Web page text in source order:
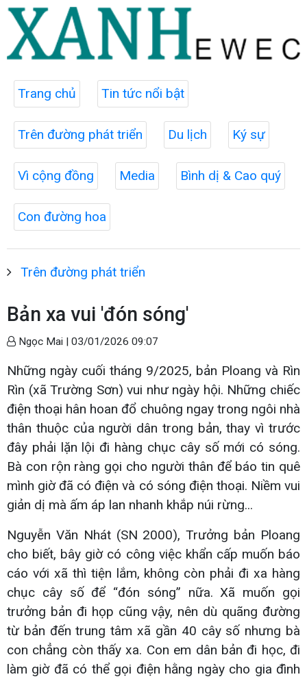
Trang chủ Tin tức nổi bật
Trên đường phát triển Du lịch Ký sự
Vì cộng đồng Media Bình dị & Cao quý
Con đường hoa
Trên đường phát triển
Bản xa vui 'đón sóng'
Ngọc Mai | 03/01/2026 09:07
Những ngày cuối tháng 9/2025, bản Ploang và Rìn
Rìn (xã Trường Sơn) vui như ngày hội. Những chiếc
điện thoại hân hoan đổ chuông ngay trong ngôi nhà
thân thuộc của người dân trong bản, thay vì trước
đây phải lặn lội đi hàng chục cây số mới có sóng.
Bà con rộn ràng gọi cho người thân để báo tin quê
mình giờ đã có điện và có sóng điện thoại. Niềm vui
giản dị mà ấm áp lan nhanh khắp núi rừng...
Nguyễn Văn Nhát (SN 2000), Trưởng bản Ploang
cho biết, bây giờ có công việc khẩn cấp muốn báo
cáo với xã thì tiện lắm, không còn phải đi xa hàng
chục cây số để “đón sóng” nữa. Xã muốn gọi
trưởng bản đi họp cũng vậy, nên dù quãng đường
từ bản đến trung tâm xã gần 40 cây số nhưng bà
con chẳng còn thấy xa. Con em dân bản đi học, đi
làm giờ đã có thể gọi điện hằng ngày cho gia đình